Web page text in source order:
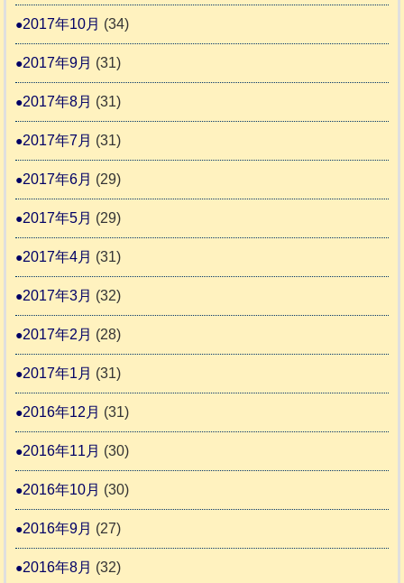
2017年10月 (34)
2017年9月 (31)
2017年8月 (31)
2017年7月 (31)
2017年6月 (29)
2017年5月 (29)
2017年4月 (31)
2017年3月 (32)
2017年2月 (28)
2017年1月 (31)
2016年12月 (31)
2016年11月 (30)
2016年10月 (30)
2016年9月 (27)
2016年8月 (32)